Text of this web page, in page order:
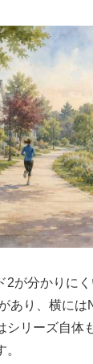
2が分かりに
あり、横には
シリーズ自体